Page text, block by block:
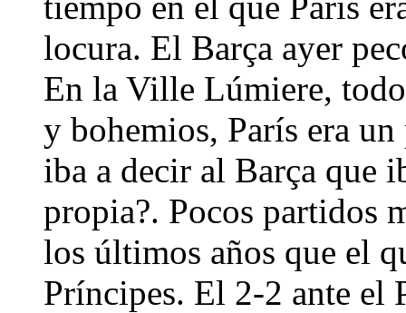
locura. El Barça ayer
En la Ville Lúmiere,
y bohemios, París era
iba a decir al Barça que
propia?. Pocos partidos
los últimos años que el
Príncipes. El 2-2 ante el